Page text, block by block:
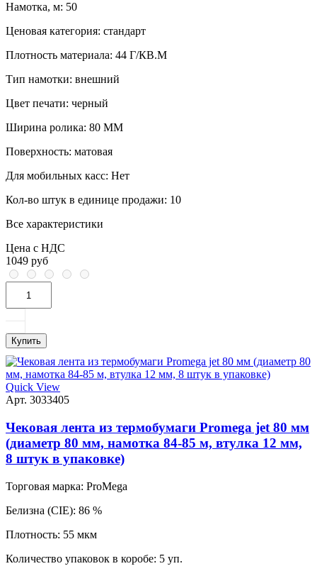
Намотка, м: 50
Ценовая категория: стандарт
Плотность материала: 44 Г/КВ.М
Тип намотки: внешний
Цвет печати: черный
Ширина ролика: 80 ММ
Поверхность: матовая
Для мобильных касс: Нет
Кол-во штук в единице продажи: 10
Все характеристики
Цена с НДС
1049 руб
Купить
Quick View
Арт. 3033405
Чековая лента из термобумаги Promega jet 80 мм
(диаметр 80 мм, намотка 84-85 м, втулка 12 мм,
8 штук в упаковке)
Торговая марка: ProMega
Белизна (CIE): 86 %
Плотность: 55 мкм
Количество упаковок в коробе: 5 уп.